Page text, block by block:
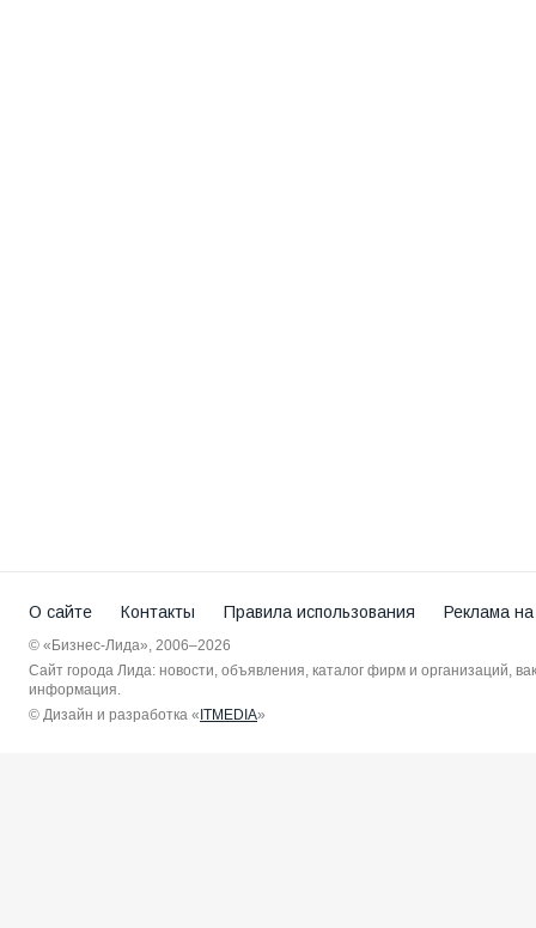
О сайте Контакты Правила использования Реклама
© «Бизнес-Лида», 2006–2026
Сайт города Лида: новости, объявления, каталог фирм и организаций,
информация.
© Дизайн и разработка «ITMEDIA»